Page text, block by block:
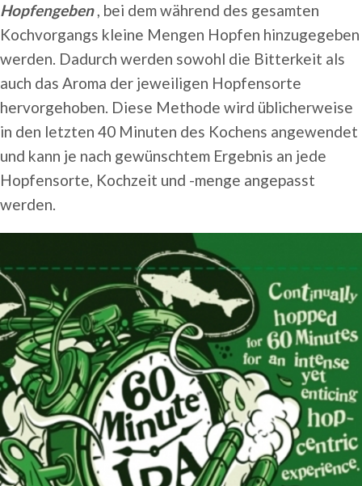
Hopfengeben, bei dem während des gesamten
Kochvorgangs kleine Mengen Hopfen hinzugegeben
werden. Dadurch werden sowohl die Bitterkeit als
auch das Aroma der jeweiligen Hopfensorte
hervorgehoben. Diese Methode wird üblicherweise
in den letzten 40 Minuten des Kochens angewendet
und kann je nach gewünschtem Ergebnis an jede
Hopfensorte, Kochzeit und -menge angepasst
werden.